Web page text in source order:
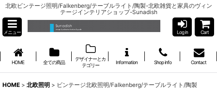
北欧ビンテージ照明/Falkenberg/テーブルライト/陶製-北欧雑貨と家具のヴィン
テージインテリアショップ-Sunadish
メニュー Log in Cart
HOME 全ての商品
デザイナーとカ
テゴリー
Information Shop info Contact
HOME > 北欧照明 > ビンテージ北欧照明/Falkenberg/テーブルライト/陶製